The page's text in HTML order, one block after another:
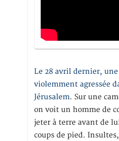
Le 28 avril dernier,
violemment agressée
Jérusalem. Sur une
on voit un homme de
jeter à terre avant de
coups de pied.